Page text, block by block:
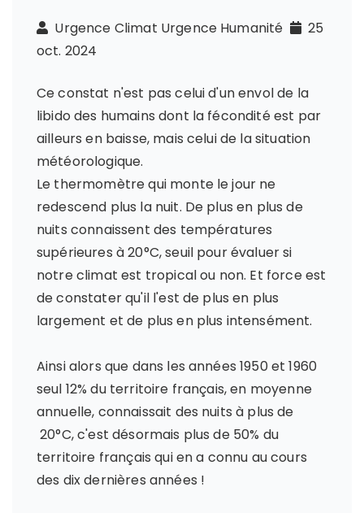
Urgence Climat Urgence Humanité
25
oct. 2024
Ce constat n'est pas celui d'un envol de la
libido des humains dont la fécondité est par
ailleurs en baisse, mais celui de la situation
météorologique.
Le thermomètre qui monte le jour ne
redescend plus la nuit. De plus en plus de
nuits connaissent des températures
supérieures à 20°C, seuil pour évaluer si
notre climat est tropical ou non. Et force est
de constater qu'il l'est de plus en plus
largement et de plus en plus intensément.
Ainsi alors que dans les années 1950 et 1960
seul 12% du territoire français, en moyenne
annuelle, connaissait des nuits à plus de
20°C, c'est désormais plus de 50% du
territoire français qui en a connu au cours
des dix dernières années !